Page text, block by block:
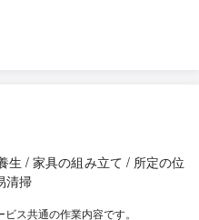
生 / 家具の組み立て / 所定の位
清掃
ス共通の作業内容です。